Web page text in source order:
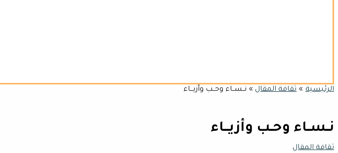
الرئيسية ثقافة المقال نــســاء وحــب وأزيـــاء
نــســاء وحــب وأزيـــاء
ثقافة المقال